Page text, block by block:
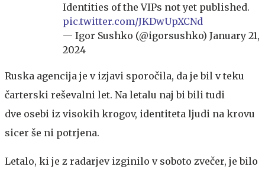
Identities of the VIPs not yet published.
pic.twitter.com/JKDwUpXCNd
— Igor Sushko (@igorsushko) January 21,
2024
Ruska agencija je v izjavi sporočila, da je bil v teku
čarterski reševalni let. Na letalu naj bi bili tudi
dve osebi iz visokih krogov, identiteta ljudi na krovu
sicer še ni potrjena.
Letalo, ki je z radarjev izginilo v soboto zvečer, je bilo